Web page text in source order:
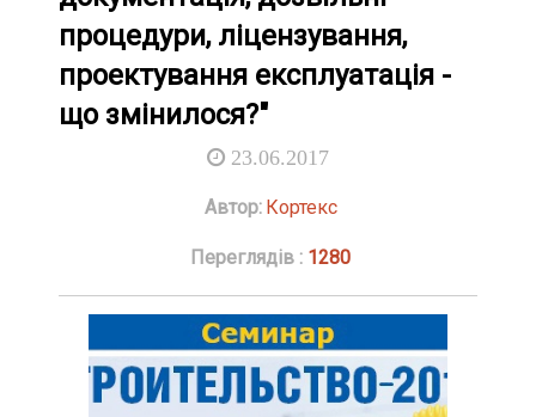
процедури, ліцензування,
проектування експлуатація -
що змінилося?"
23.06.2017
Автор: Кортекс
Переглядів : 1280